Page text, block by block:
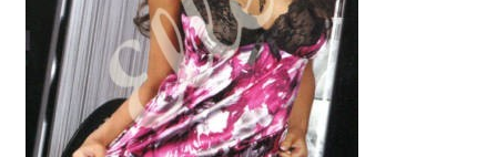
Размеры
Контакты